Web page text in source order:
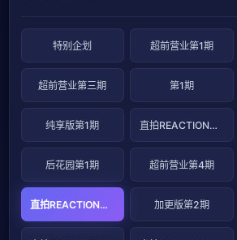
特别企划 超前营业第1期
超前营业第三期 第1期
纯享版第1期 直拍REACTION第1期
后花园第1期 超前营业第4期
直拍REACTION第2期 加更版第2期